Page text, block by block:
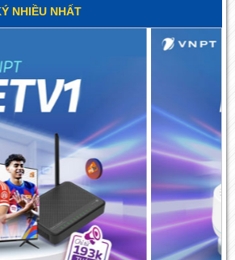
NHIỀU NHẤT